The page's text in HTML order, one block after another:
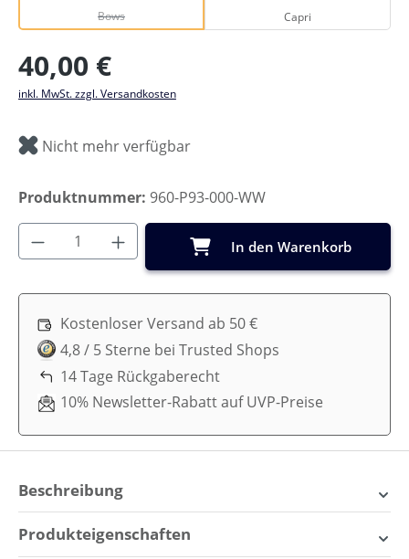
Bows Capri
Regulärer Preis:
40,00 €
inkl. MwSt. zzgl. Versandkosten
Nicht mehr verfügbar
Produktnummer: 960-P93-000-WW
Produkt Anzahl: Gib den gewünschten
In den Warenkorb
Kostenloser Versand ab 50 €
4,8 / 5 Sterne bei Trusted Shops
14 Tage Rückgaberecht
10% Newsletter-Rabatt auf UVP-Preise
Beschreibung
Cam Cam Copenhagen
Produkteigenschaften